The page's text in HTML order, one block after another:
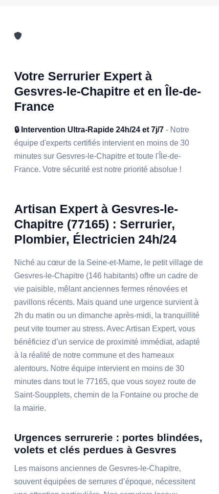
Votre Serrurier Expert à
Gesvres-le-Chapitre et en Île-de-
France
🔒 Intervention Ultra-Rapide 24h/24 et 7j/7 - Notre
équipe d'experts certifiés intervient en moins de 30
minutes sur Gesvres-le-Chapitre et toute l'Île-de-
France. Votre sécurité est notre priorité absolue !
Artisan Expert à Gesvres-le-
Chapitre (77165) : Serrurier,
Plombier, Électricien 24h/24
Niché au cœur de la Seine-et-Marne, le petit village de
Gesvres-le-Chapitre (146 habitants) offre un cadre de
vie paisible, mêlant anciennes fermes rénovées et
pavillons récents. Mais quand une urgence survient à
2h du matin ou un dimanche après-midi, la tranquillité
peut vite tourner au stress. Avec Artisan Expert, vous
bénéficiez d’un service de proximité immédiat, adapté
à la réalité de notre commune et des hameaux
alentours. Notre équipe intervient en moins de 30
minutes dans tout le 77165, que vous soyez route de
Saint-Soupplets, chemin de la Fontaine ou proche de
la mairie.
Urgences serrurerie : portes blindées,
volets et clés perdues à Gesvres
Les maisons anciennes de Gesvres-le-Chapitre,
souvent équipées de serrures d’époque, nécessitent